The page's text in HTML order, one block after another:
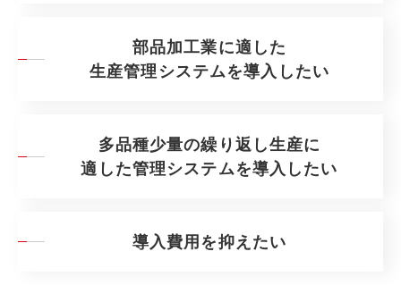
部品加工業に適した
生産管理システムを導入したい
多品種少量の繰り返し生産に
適した管理システムを導入したい
導入費用を抑えたい